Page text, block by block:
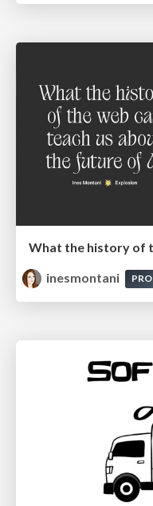
inesmontani
PRO